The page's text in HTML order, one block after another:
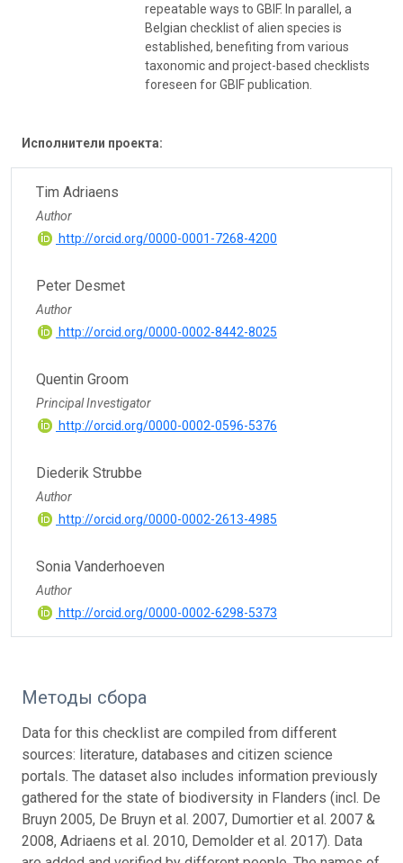
repeatable ways to GBIF. In parallel, a
Belgian checklist of alien species is
established, benefiting from various
taxonomic and project-based checklists
foreseen for GBIF publication.
Исполнители проекта:
Tim Adriaens
Author
http://orcid.org/0000-0001-7268-4200
Peter Desmet
Author
http://orcid.org/0000-0002-8442-8025
Quentin Groom
Principal Investigator
http://orcid.org/0000-0002-0596-5376
Diederik Strubbe
Author
http://orcid.org/0000-0002-2613-4985
Sonia Vanderhoeven
Author
http://orcid.org/0000-0002-6298-5373
Методы сбора
Data for this checklist are compiled from different
sources: literature, databases and citizen science
portals. The dataset also includes information previously
gathered for the state of biodiversity in Flanders (incl. De
Bruyn 2005, De Bruyn et al. 2007, Dumortier et al. 2007 &
2008, Adriaens et al. 2010, Demolder et al. 2017). Data